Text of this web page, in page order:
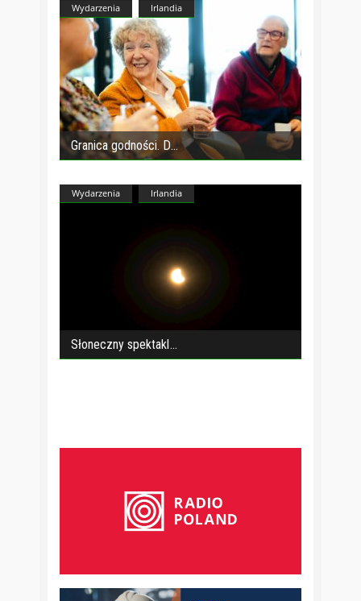
Wydarzenia Irlandia
Granica godności. D
Wydarzenia Irlandia
Słoneczny spektakl